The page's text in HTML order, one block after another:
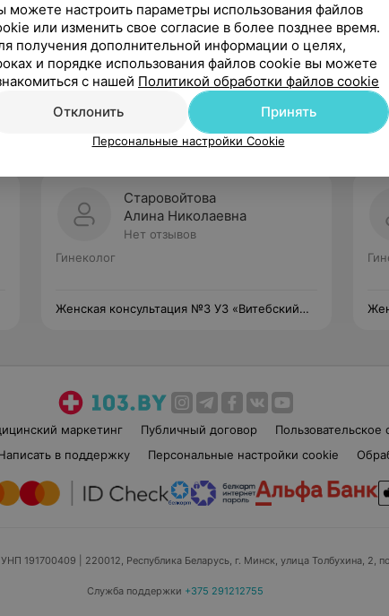
Рекомендую
Старовойтова
Алина Николаевна
Нет отзывов
Гинеколог
Женская консультация №3 УЗ «Витебский
маркетинг Публичный договор Пользовательское
в поддержку Персональные настройки cookie
191700409 | 220012, Республика Беларусь, г. Минск, улица Толбухина, 2,
Служба поддержки +375 291212755
можете настроить параметры использования файлов
или изменить свое согласие в более позднее время.
получения дополнительной информации о целях,
и порядке использования файлов cookie вы можете
с нашей Политикой обработки файлов cookie
Отклонить
Принять
Персональные настройки Cookie